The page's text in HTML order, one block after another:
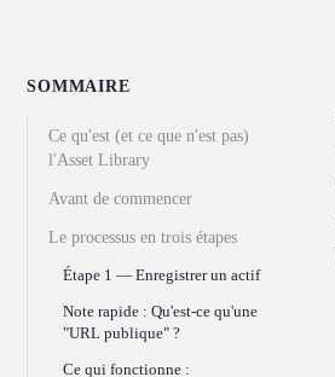
SOMMAIRE
Ce qu'est (et ce que n'est pas)
l'Asset Library
Avant de commencer
Le processus en trois étapes
Étape 1 — Enregistrer un actif
Note rapide : Qu'est-ce qu'une
"URL publique" ?
Ce qui fonctionne :